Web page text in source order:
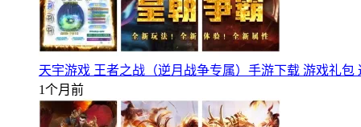
天宇游戏 王者之战（逆月战争专属）手游下载 游戏礼包
1个月前